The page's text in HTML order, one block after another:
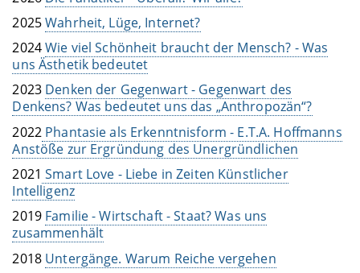
2025Wahrheit, Lüge, Internet?
2024Wie viel Schönheit braucht der Mensch? - Was
uns Ästhetik bedeutet
2023 Denken der Gegenwart - Gegenwart des
Denkens? Was bedeutet uns das „Anthropozän“?
2022Phantasie als Erkenntnisform - E.T.A. Hoffmanns
Anstöße zur Ergründung des Unergründlichen
2021 Smart Love - Liebe in Zeiten Künstlicher
Intelligenz
2019 Familie - Wirtschaft - Staat? Was uns
zusammenhält
2018 Untergänge. Warum Reiche vergehen